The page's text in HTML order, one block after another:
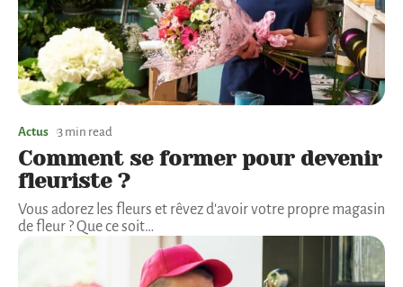
Actus 3 min read
Comment se former pour devenir
fleuriste ?
Vous adorez les fleurs et rêvez d'avoir votre propre magasin
de fleur ? Que ce soit…